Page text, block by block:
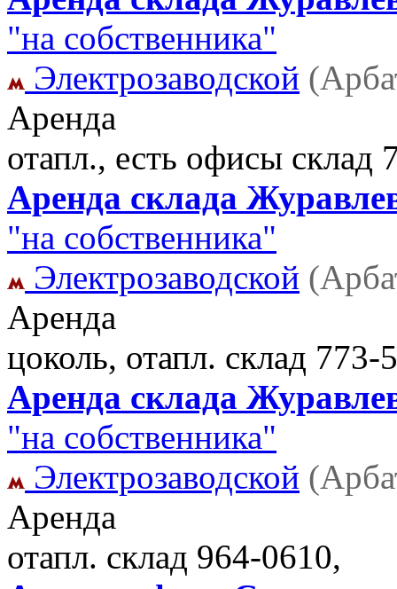
"на собственника"
Электрозаводской
Аренда
отапл., есть офисы склад
Аренда склада
"на собственника"
Электрозаводской
Аренда
цоколь, отапл. склад 773-
Аренда склада
"на собственника"
Электрозаводской
Аренда
отапл. склад 964-0610,